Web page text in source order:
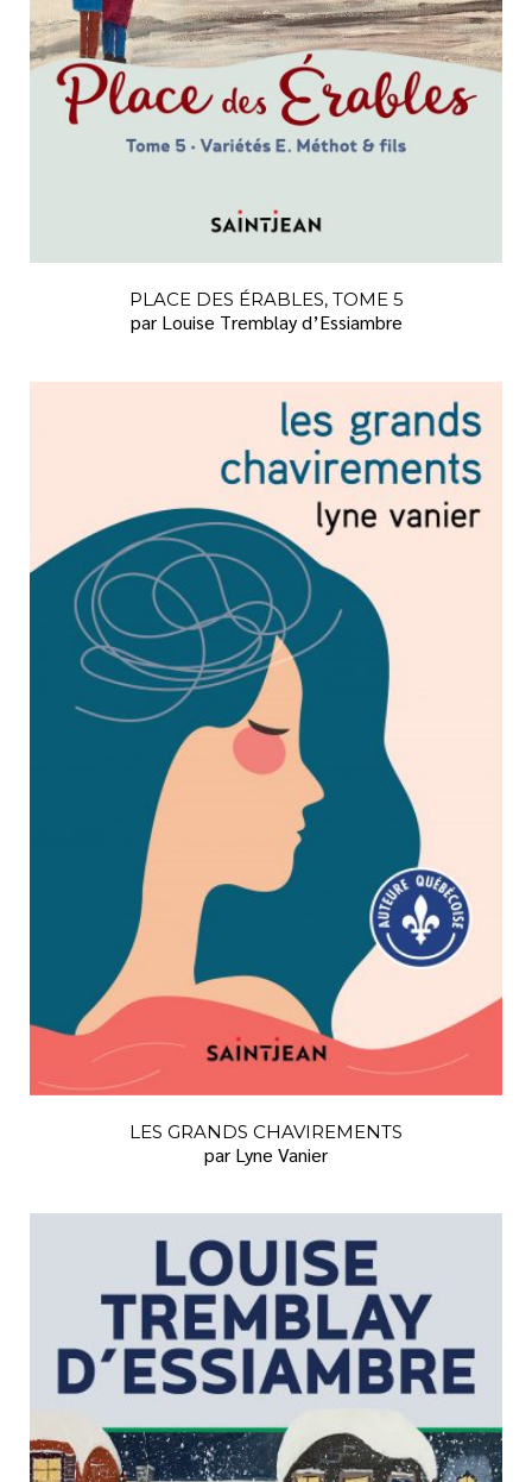
PLACE DES ÉRABLES, TOME 5
par Louise Tremblay d’Essiambre
LES GRANDS CHAVIREMENTS
par Lyne Vanier